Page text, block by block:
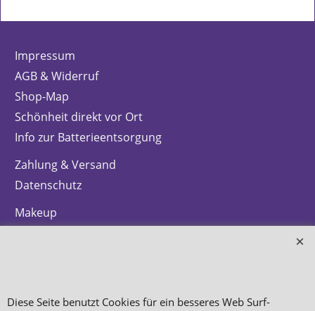
Impressum
AGB & Widerruf
Shop-Map
Schönheit direkt vor Ort
Info zur Batterieentsorgung
Zahlung & Versand
Datenschutz
Makeup
Diese Seite benutzt Cookies für ein besseres Web Surf-